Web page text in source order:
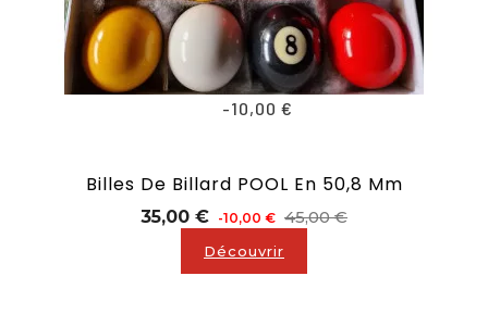
-10,00 €
Billes De Billard POOL En 50,8 Mm
35,00 € Prix
de
base
-10,00 € 45,00 €Prix
Découvrir